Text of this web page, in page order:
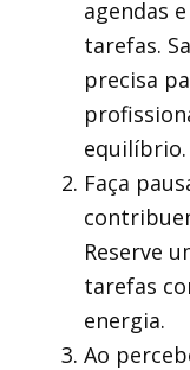
agendas
tarefas.
precisa
equilíbrio.
Faça
Reserve
tarefas
energia.
Ao